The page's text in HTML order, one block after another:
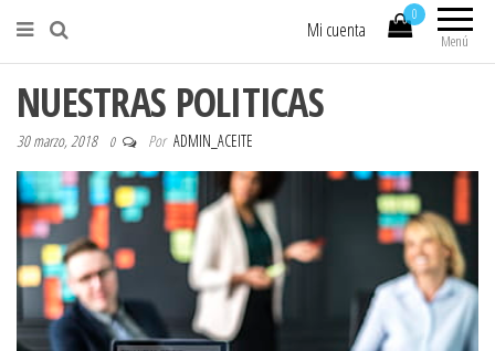
a
v
c
ó
n
Menú
0
Mi cuenta
NUESTRAS POLITICAS
30 marzo, 2018 0 Por ADMIN_ACEITE